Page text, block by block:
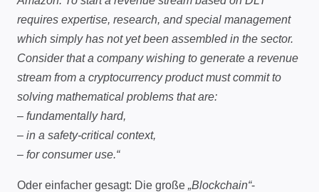
requires expertise, research, and special management
which simply has not yet been assembled in the sector.
Consider that a company wishing to generate a revenue
stream from a cryptocurrency product must commit to
solving mathematical problems that are:
– fundamentally hard,
– in a safety-critical context,
– for consumer use.“
Oder einfacher gesagt: Die große „Blockchain“-